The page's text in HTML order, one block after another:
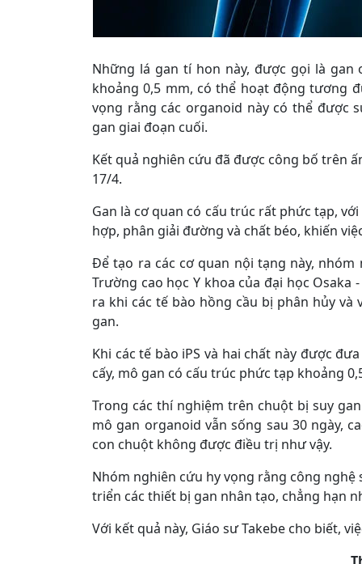
Những lá gan tí hon này, được gọi là
khoảng 0,5 mm, có thể hoạt động tương
vọng rằng các organoid này có thể được
gan giai đoạn cuối.
Kết quả nghiên cứu đã được công bố trên
17/4.
Gan là cơ quan có cấu trúc rất phức tạp,
hợp, phân giải đường và chất béo, khiến
Để tạo ra các cơ quan nội tạng này, nhóm
Trường cao học Y khoa của đại học
ra khi các tế bào hồng cầu bị phân hủy và
gan.
Khi các tế bào iPS và hai chất này được
cấy, mô gan có cấu trúc phức tạp khoảng
Trong các thí nghiệm trên chuột bị suy
mô gan organoid vẫn sống sau 30 ngày,
con chuột không được điều trị như vậy.
Nhóm nghiên cứu hy vọng rằng công
triển các thiết bị gan nhân tạo, chẳng hạn
Với kết quả này, Giáo sư Takebe cho biết,